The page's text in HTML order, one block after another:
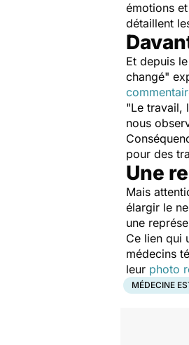
émotions
détaillent
Et depuis
changé"
"Le travail,
nous
pour des
Une
Mais
élargir le
une
Ce lien qui
médecins
leur photo
MÉDECINE